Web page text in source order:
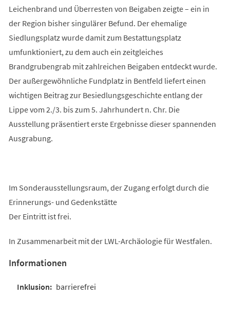
Leichenbrand und Überresten von Beigaben zeigte – ein in
der Region bisher singulärer Befund. Der ehemalige
Siedlungsplatz wurde damit zum Bestattungsplatz
umfunktioniert, zu dem auch ein zeitgleiches
Brandgrubengrab mit zahlreichen Beigaben entdeckt wurde.
Der außergewöhnliche Fundplatz in Bentfeld liefert einen
wichtigen Beitrag zur Besiedlungsgeschichte entlang der
Lippe vom 2./3. bis zum 5. Jahrhundert n. Chr. Die
Ausstellung präsentiert erste Ergebnisse dieser spannenden
Ausgrabung.
Im Sonderausstellungsraum, der Zugang erfolgt durch die
Erinnerungs- und Gedenkstätte
Der Eintritt ist frei.
In Zusammenarbeit mit der LWL-Archäologie für Westfalen.
Informationen
barrierefrei